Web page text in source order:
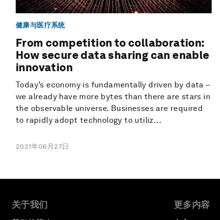
健康与医疗系统
From competition to collaboration:
How secure data sharing can enable
innovation
Today’s economy is fundamentally driven by data –
we already have more bytes than there are stars in
the observable universe. Businesses are required
to rapidly adopt technology to utiliz...
2021年06月27日
关于我们 更多内容